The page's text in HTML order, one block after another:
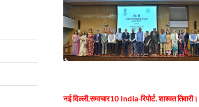
नई दिल्ली,समाचार10 India-रिपोर्ट. शाश्वत तिवारी।